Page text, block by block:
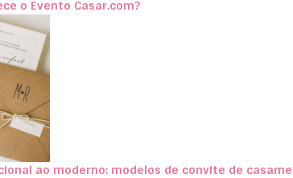
o Evento Casar.com?
ao moderno: modelos de convite de